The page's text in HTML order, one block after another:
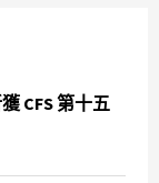
CFS 第十五